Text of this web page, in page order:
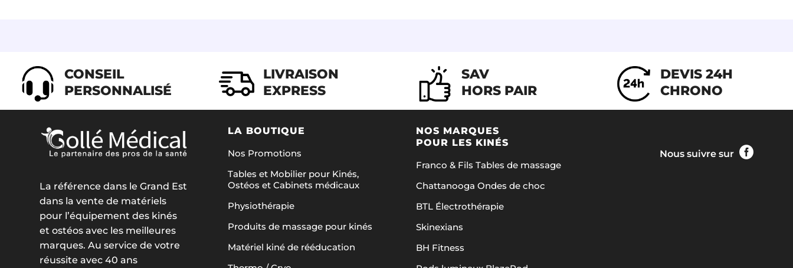
CONSEIL
PERSONNALISÉ
LIVRAISON
EXPRESS
SAV
HORS PAIR
DEVIS 24H
CHRONO
La référence dans le Grand Est
dans la vente de matériels
pour l’équipement des kinés
et ostéos avec les meilleures
marques. Au service de votre
réussite avec 40 ans
LA BOUTIQUE
Nos Promotions
Tables et Mobilier pour Kinés,
Ostéos et Cabinets médicaux
Physiothérapie
Produits de massage pour kinés
Matériel kiné de rééducation
NOS MARQUES
POUR LES KINÉS
Franco & Fils Tables de massage
Chattanooga Ondes de choc
BTL Électrothérapie
Skinexians
BH Fitness
Nous suivre sur 